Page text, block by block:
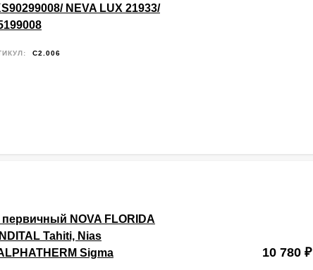
NEVA LUX 21933/
C2.006
NOVA FLORIDA
Tahiti, Nias
Sigma
10 780₽